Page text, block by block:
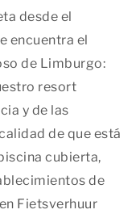
desde el
encuentra el
de Limburgo:
resort
y de las
de que está
cubierta,
de
Fietsverhuur